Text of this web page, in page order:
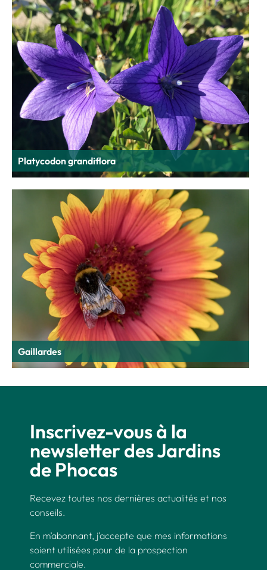
Platycodon grandiflora
Gaillardes
Inscrivez-vous à la
newsletter des Jardins
de Phocas
Recevez toutes nos dernières actualités et nos
conseils.
En m’abonnant, j’accepte que mes informations
soient utilisées pour de la prospection
commerciale.